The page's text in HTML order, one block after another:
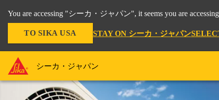
You are accessing "シーカ・ジャパン", it seems you are
TO SIKA USA STAY ON シーカ・ジャパン
シーカ・ジャパン